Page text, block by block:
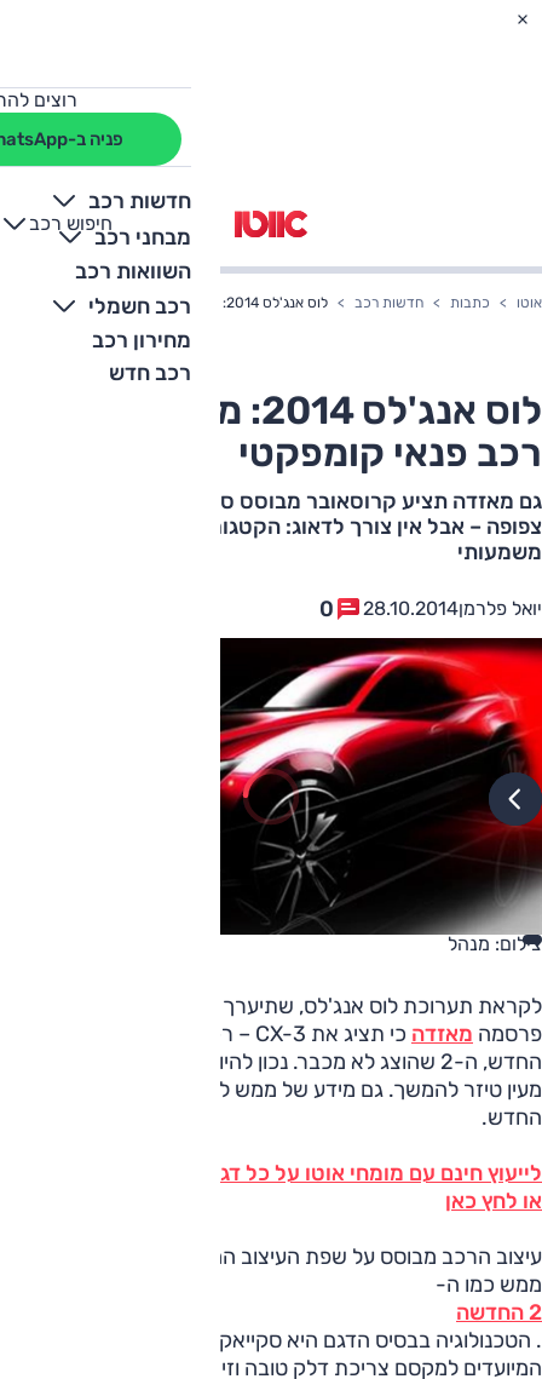
רוצים
פניה ב-WhatsApp
חדשות רכב
מבחני רכב
השוואות רכב
רכב חשמלי
מחירון רכב
רכב חדש
חיפוש רכב
+
-
אוטו כתבות חדשות רכב לוס אנג'לס 2014: מאזדה CX-3, רכב פנאי קומפקטי
רכב פנאי קומפקטי
גם מאזדה תציע קרוסאובר מבוסס סופרמיני. התחרות נעשית
צפופה – אבל אין צורך לדאוג: הקטגוריה הזו רושמת גידול
משמעותי
יואל פלרמן28.10.2014
0
צילום: מנהל
פרסמה מאזדה
כי תציג את CX-3 – רכב פנאי מבוסס הסופרמיני
החדש, ה-2 שהוצג לא מכבר. נכון להיום, מדובר ברישום בלבד,
מעין טיזר להמשך. גם מידע של ממש לא נמסר לגבי הדגם
החדש.
או לחץ כאן
ממש כמו ה-
2 החדשה
. הטכנולוגיה בבסיס הדגם היא סקייאקטיב; רצפה, מנועים ותיבות
המיועדים למקסם צריכת דלק טובה וזיהום אוויר מופחת. דגם זה